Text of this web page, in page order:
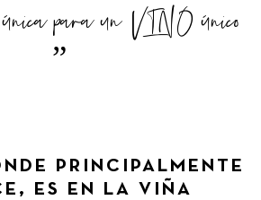
para un VINO único
”
PRINCIPALMENTE
ES EN LA VIÑA